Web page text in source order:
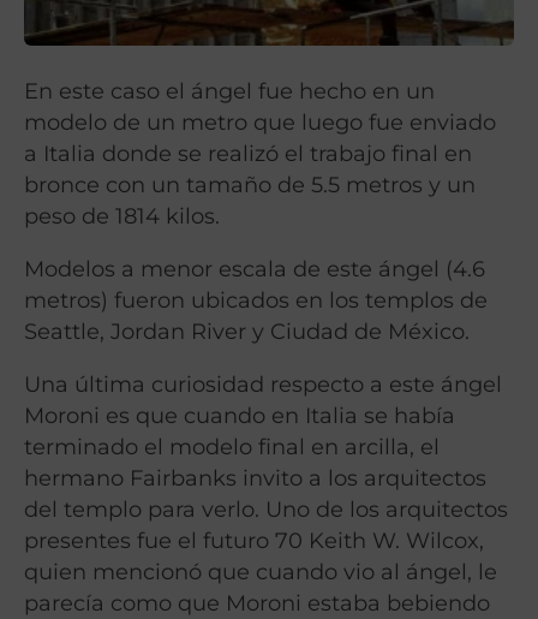
En este caso el ángel fue hecho en un
modelo de un metro que luego fue enviado
a Italia donde se realizó el trabajo final en
bronce con un tamaño de 5.5 metros y un
peso de 1814 kilos.
Modelos a menor escala de este ángel (4.6
metros) fueron ubicados en los templos de
Seattle, Jordan River y Ciudad de México.
Una última curiosidad respecto a este ángel
Moroni es que cuando en Italia se había
terminado el modelo final en arcilla, el
hermano Fairbanks invito a los arquitectos
del templo para verlo. Uno de los arquitectos
presentes fue el futuro 70 Keith W. Wilcox,
quien mencionó que cuando vio al ángel, le
parecía como que Moroni estaba bebiendo